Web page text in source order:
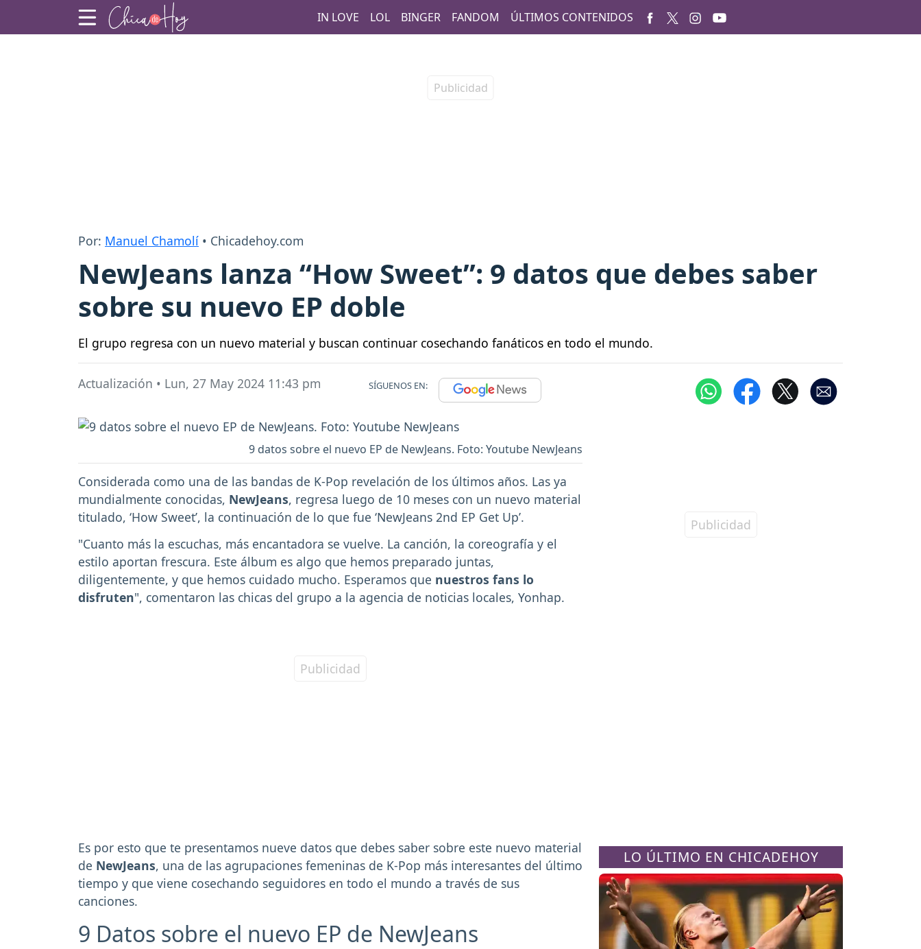
IN LOVE LOL BINGER FANDOM ÚLTIMOS CONTENIDOS
Por: Manuel Chamolí • Chicadehoy.com
NewJeans lanza “How Sweet”: 9 datos que debes saber
sobre su nuevo EP doble
El grupo regresa con un nuevo material y buscan continuar cosechando fanáticos en todo el mundo.
Actualización • Lun, 27 May 2024 11:43 pm SÍGUENOS EN:
9 datos sobre el nuevo EP de NewJeans. Foto: Youtube NewJeans
Considerada como una de las bandas de K-Pop revelación de los últimos años. Las ya
mundialmente conocidas, NewJeans, regresa luego de 10 meses con un nuevo material
titulado, ‘How Sweet’, la continuación de lo que fue ‘NewJeans 2nd EP Get Up’.
"Cuanto más la escuchas, más encantadora se vuelve. La canción, la coreografía y el
estilo aportan frescura. Este álbum es algo que hemos preparado juntas,
diligentemente, y que hemos cuidado mucho. Esperamos que nuestros fans lo
disfruten", comentaron las chicas del grupo a la agencia de noticias locales, Yonhap.
Es por esto que te presentamos nueve datos que debes saber sobre este nuevo material
de NewJeans, una de las agrupaciones femeninas de K-Pop más interesantes del último
tiempo y que viene cosechando seguidores en todo el mundo a través de sus
canciones.
9 Datos sobre el nuevo EP de NewJeans
LO ÚLTIMO EN CHICADEHOY